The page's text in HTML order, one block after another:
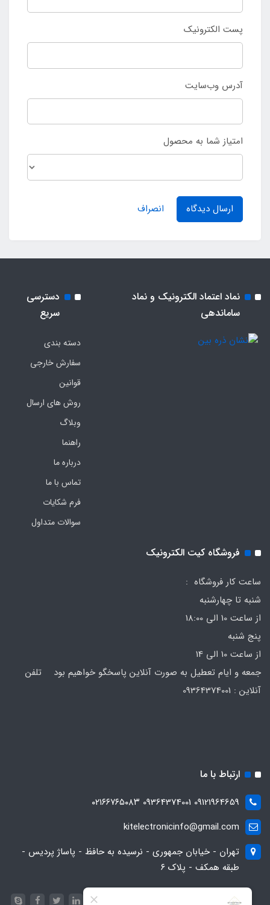
پست الکترونیک
آدرس وب‌سایت
امتیاز شما به محصول
ارسال دیدگاه انصراف
نماد اعتماد الکترونیک و نماد
ساماندهی
دسترسی
سریع
دسته بندی
سفارش خارجی
قوانین
روش های ارسال
وبلاگ
راهنما
درباره ما
تماس با ما
فرم‌ شکایات
سوالات متداول
فروشگاه کیت الکترونیک
ساعت کار فروشگاه :
شنبه تا چهارشنبه
از ساعت 10 الی 18:00
پنج شنبه
از ساعت 10 الی 14
جمعه و ایام تعطیل به صورت آنلاین پاسخگو خواهیم بود تلفن
ارتباط با ما
09121964659 09364374001 ۰۲۱۶۶۷۶۵۰۸۳
kitelectronicinfo@gmail.com
تهران - خیابان جمهوری - نرسیده به حافظ - پاساژ پردیس -
طبقه همکف - پلاک ۶